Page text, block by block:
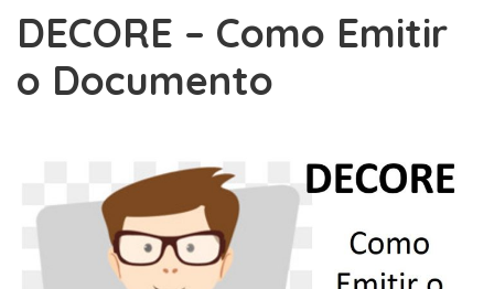
DECORE – Como Emitir
o Documento